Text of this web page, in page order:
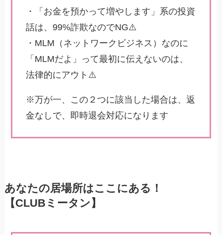
・「お金を預かって増やします」系の投資
話は、99%詐欺なのでNG⚠️
・MLM（ネットワークビジネス）なのに
「MLMだよ」って最初に伝えないのは、
法律的にアウト⚠️
※万が一、この２つに該当した場合は、返
金なしで、即時退会対応になります
あなたの居場所はここにある！
【CLUBミータン】